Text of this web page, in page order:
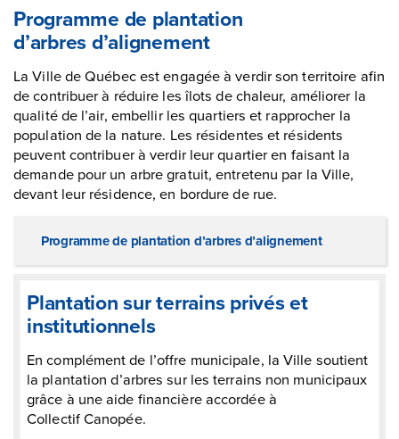
Programme de plantation
d’arbres d’alignement
La Ville de Québec est engagée à verdir son territoire afin
de contribuer à réduire les îlots de chaleur, améliorer la
qualité de l’air, embellir les quartiers et rapprocher la
population de la nature. Les résidentes et résidents
peuvent contribuer à verdir leur quartier en faisant la
demande pour un arbre gratuit, entretenu par la Ville,
devant leur résidence, en bordure de rue.
Programme de plantation d’arbres d’alignement
Plantation sur terrains privés et
institutionnels
En complément de l’offre municipale, la Ville soutient
la plantation d’arbres sur les terrains non municipaux
grâce à une aide financière accordée à
Collectif Canopée.